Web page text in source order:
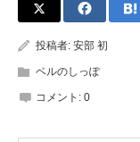
投稿者: 安部 初
ベルのしっぽ
コメント: 0